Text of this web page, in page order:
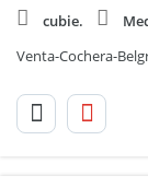
cubie.
Venta-Cochera-